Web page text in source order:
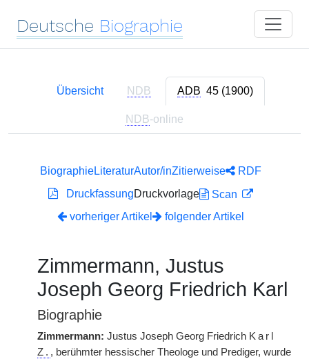
Deutsche Biographie
Übersicht NDB ADB 45 (1900)
NDB-online
BiographieLiteraturAutor/inZitierweise
RDF
DruckfassungDruckvorlage
Scan
vorheriger Artikel
folgender Artikel
Zimmermann, Justus
Joseph Georg Friedrich Karl
Biographie
Zimmermann: Justus Joseph Georg Friedrich Karl
Z. , berühmter hessischer Theologe und Prediger, wurde